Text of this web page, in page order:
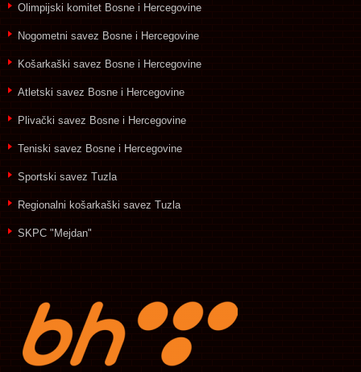
Olimpijski komitet Bosne i Hercegovine
Nogometni savez Bosne i Hercegovine
Košarkaški savez Bosne i Hercegovine
Atletski savez Bosne i Hercegovine
Plivački savez Bosne i Hercegovine
Teniski savez Bosne i Hercegovine
Sportski savez Tuzla
Regionalni košarkaški savez Tuzla
SKPC "Mejdan"